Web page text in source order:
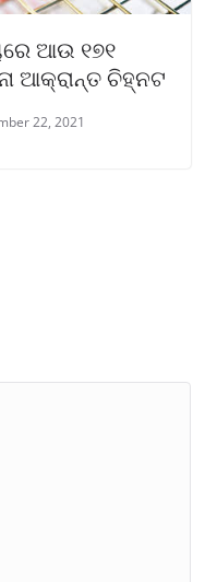
ଆଉ ୧୭୧
ଆକ୍ରାନ୍ତ ଚିହ୍ନଟ
22, 2021